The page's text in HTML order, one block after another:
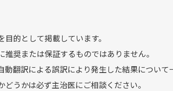
的として掲載しています。
奨または保証するものではありません。
翻訳による誤訳により発生した結果について
うかは必ず主治医にご相談ください。